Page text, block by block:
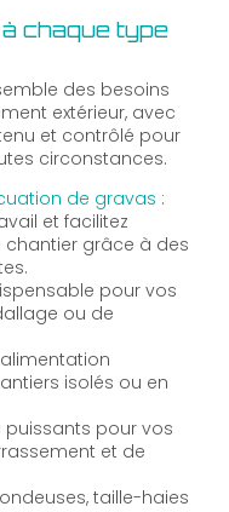
chaque type
des besoins
extérieur, avec
et contrôlé pour
circonstances.
de gravas :
et facilitez
grâce à des
pour vos
ou de
isolés ou en
puissants pour vos
et de
taille-haies